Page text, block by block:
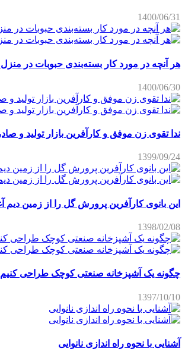
1400/
در مورد کار بسته‌بندی حبوبات در منزل باید
1400/
تقوی زن موفق و کارآفرین بازار تولید و
1399/
بانوی کارآفرین پرورش گل را از زمین دیم
1398/
یک آشپزخانه صنعتی کوچک طراحی کنیم؟
1397/
با نحوه راه اندازی نانوایی